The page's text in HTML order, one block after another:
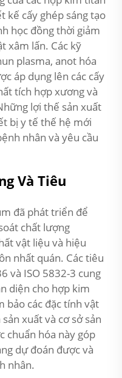
kế cấy ghép sáng tạo
học đồng thời giảm
xâm lấn. Các kỹ
plasma, anot hóa
áp dụng lên các cấy
tích hợp xương và
lợi thế sản xuất
bị y tế thế hệ mới
nhân và yêu cầu
Và Tiêu
đã phát triển để
chất lượng
vật liệu và hiệu
nhất quán. Các tiêu
và ISO 5832-3 cung
diện cho hợp kim
bảo các đặc tính vật
xuất và cơ sở sản
chuẩn hóa này góp
dự đoán được và
nhân.